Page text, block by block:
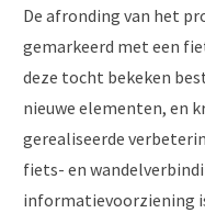
De afronding van het
gemarkeerd met een
deze tocht bekeken
nieuwe elementen, en
gerealiseerde
fiets- en
informatievoorziening